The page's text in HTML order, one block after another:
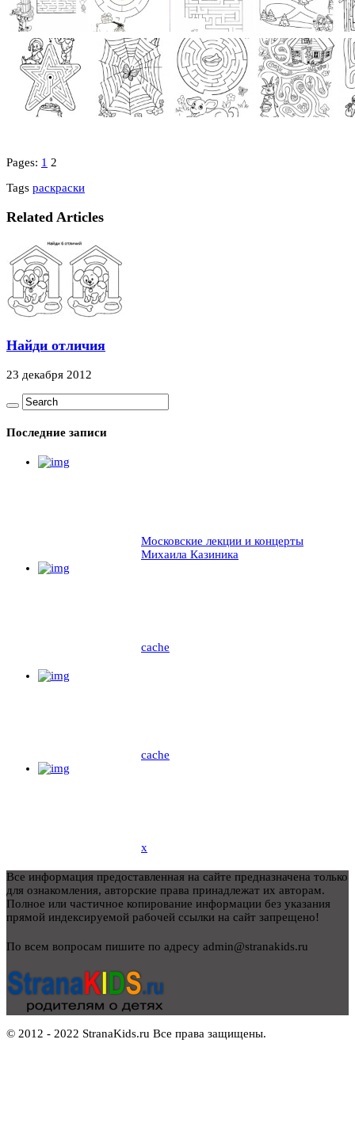
Pages: 1 2
Tags раскраски
Related Articles
Найди отличия
23 декабря 2012
Последние записи
Московские лекции и концерты
Михаила Казиника
cache
cache
x
Все информация предоставленная на сайте предназначена только
для ознакомления, авторские права принадлежат их авторам.
Полное или частичное копирование информации без указания
прямой индексируемой рабочей ссылки на сайт запрещено!
По всем вопросам пишите по адресу admin@stranakids.ru
© 2012 - 2022 StranaKids.ru Все права защищены.